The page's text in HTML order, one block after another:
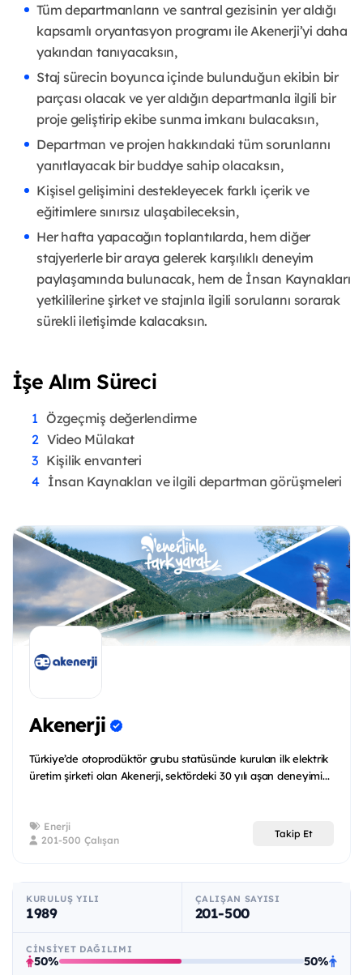
Tüm departmanların ve santral gezisinin yer aldığı
kapsamlı oryantasyon programı ile Akenerji’yi daha
yakından tanıyacaksın,
Staj sürecin boyunca içinde bulunduğun ekibin bir
parçası olacak ve yer aldığın departmanla ilgili bir
proje geliştirip ekibe sunma imkanı bulacaksın,
Departman ve projen hakkındaki tüm sorunlarını
yanıtlayacak bir buddye sahip olacaksın,
Kişisel gelişimini destekleyecek farklı içerik ve
eğitimlere sınırsız ulaşabileceksin,
Her hafta yapacağın toplantılarda, hem diğer
stajyerlerle bir araya gelerek karşılıklı deneyim
paylaşamında bulunacak, hem de İnsan Kaynakları
yetkililerine şirket ve stajınla ilgili sorularını sorarak
sürekli iletişimde kalacaksın.
İşe Alım Süreci
Özgeçmiş değerlendirme
Video Mülakat
Kişilik envanteri
İnsan Kaynakları ve ilgili departman görüşmeleri
Akenerji
Türkiye’de otoprodüktör grubu statüsünde kurulan ilk elektrik
üretim şirketi olan Akenerji, sektördeki 30 yılı aşan deneyimi...
Enerji
201-500 Çalışan
Takip Et
KURULUŞ YILI
1989
ÇALIŞAN SAYISI
201-500
CINSIYET DAĞILIMI
50% 50%